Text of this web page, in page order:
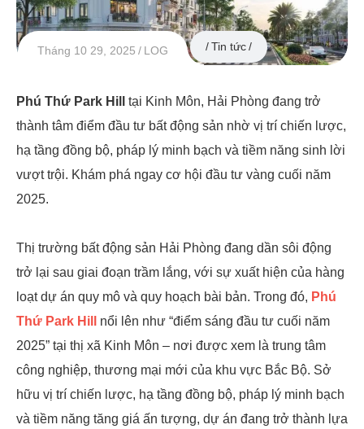
Tháng 10 29, 2025 LOG Tin tức
Phú Thứ Park Hill
tại Kinh Môn, Hải Phòng đang trở
thành tâm điểm đầu tư bất động sản nhờ vị trí chiến lược,
hạ tầng đồng bộ, pháp lý minh bạch và tiềm năng sinh lời
vượt trội. Khám phá ngay cơ hội đầu tư vàng cuối năm
2025.
Thị trường bất động sản Hải Phòng đang dần sôi động
trở lại sau giai đoạn trầm lắng, với sự xuất hiện của hàng
loạt dự án quy mô và quy hoạch bài bản. Trong đó, Phú
Thứ Park Hill
nổi lên như “điểm sáng đầu tư cuối năm
2025” tại thị xã Kinh Môn – nơi được xem là trung tâm
công nghiệp, thương mại mới của khu vực Bắc Bộ. Sở
hữu vị trí chiến lược, hạ tầng đồng bộ, pháp lý minh bạch
và tiềm năng tăng giá ấn tượng, dự án đang trở thành lựa